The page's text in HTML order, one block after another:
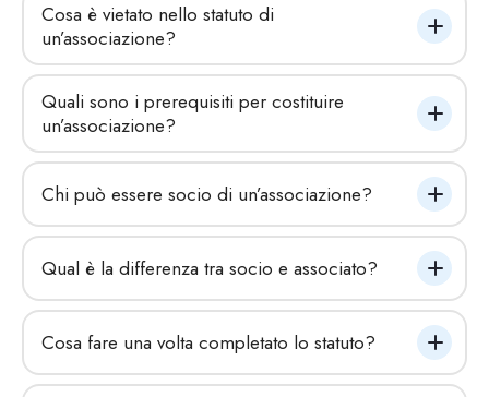
Cosa è vietato nello statuto di
un’associazione?
Quali sono i prerequisiti per costituire
un’associazione?
Chi può essere socio di un’associazione?
Qual è la differenza tra socio e associato?
Cosa fare una volta completato lo statuto?